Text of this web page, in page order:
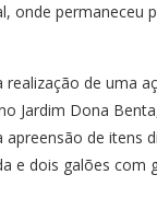
onde permaneceu
de uma
Jardim Dona
de itens
e dois galões com